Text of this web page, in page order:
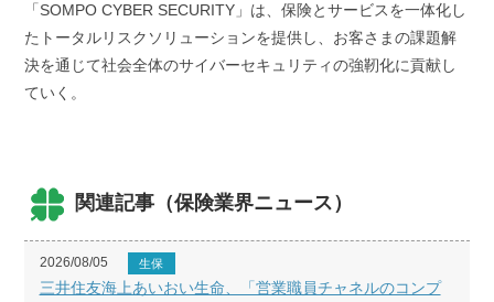
「SOMPO CYBER SECURITY」は、保険とサービスを一体化し
たトータルリスクソリューションを提供し、お客さまの課題解
決を通じて社会全体のサイバーセキュリティの強靭化に貢献し
ていく。
関連記事（保険業界ニュース）
2026/08/05 生保
三井住友海上あいおい生命、「営業職員チャネルのコンプ